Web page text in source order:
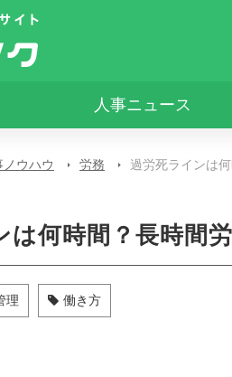
人事ニュース
ノウハウ 労務 過労死ラインは
は何時間？長時間
理
働き方